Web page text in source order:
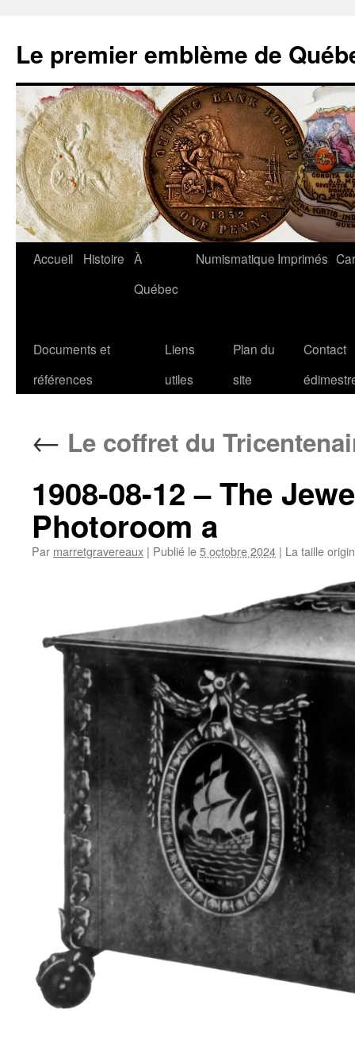
contenu
Le premier emblème de
Accueil Histoire À
Québec
Numismatique Imprimés
Documents et
références
Liens
utiles
Plan du
site
Contact
← Le coffret du
1908-08-12 – The
Photoroom a
Par marretgravereaux | Publié le5 octobre 2024 | La taille